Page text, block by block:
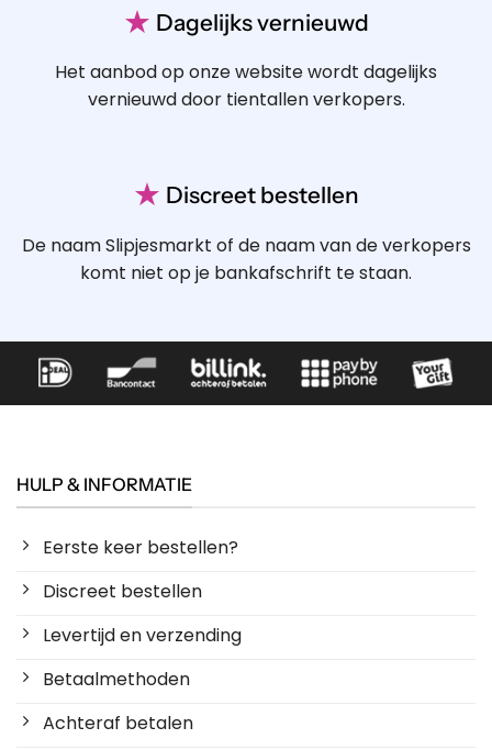
★ Dagelijks vernieuwd
Het aanbod op onze website wordt dagelijks
vernieuwd door tientallen verkopers.
★ Discreet bestellen
De naam Slipjesmarkt of de naam van de verkopers
komt niet op je bankafschrift te staan.
HULP & INFORMATIE
Eerste keer bestellen?
Discreet bestellen
Levertijd en verzending
Betaalmethoden
Achteraf betalen